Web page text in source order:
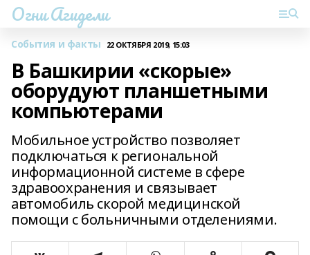
Огни Агидели
События и факты 22 ОКТЯБРЯ 2019, 15:03
В Башкирии «скорые»
оборудуют планшетными
компьютерами
Мобильное устройство позволяет
подключаться к региональной
информационной системе в сфере
здравоохранения и связывает
автомобиль скорой медицинской
помощи с больничными отделениями.